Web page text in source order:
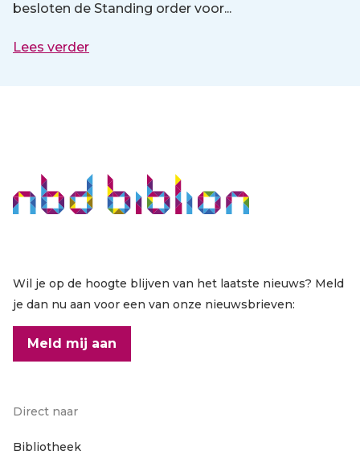
besloten de Standing order voor...
Lees verder
Wil je op de hoogte blijven van het laatste nieuws? Meld
je dan nu aan voor een van onze nieuwsbrieven:
Meld mij aan
Direct naar
Bibliotheek